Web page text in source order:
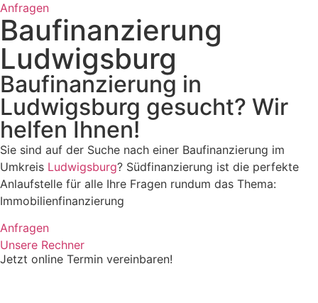
Anfragen
Baufinanzierung
Ludwigsburg
Baufinanzierung in
Ludwigsburg gesucht? Wir
helfen Ihnen!
Sie sind auf der Suche nach einer Baufinanzierung im
Umkreis Ludwigsburg? Südfinanzierung ist die perfekte
Anlaufstelle für alle Ihre Fragen rundum das Thema:
Immobilienfinanzierung
Anfragen
Unsere Rechner
Jetzt online Termin vereinbaren!